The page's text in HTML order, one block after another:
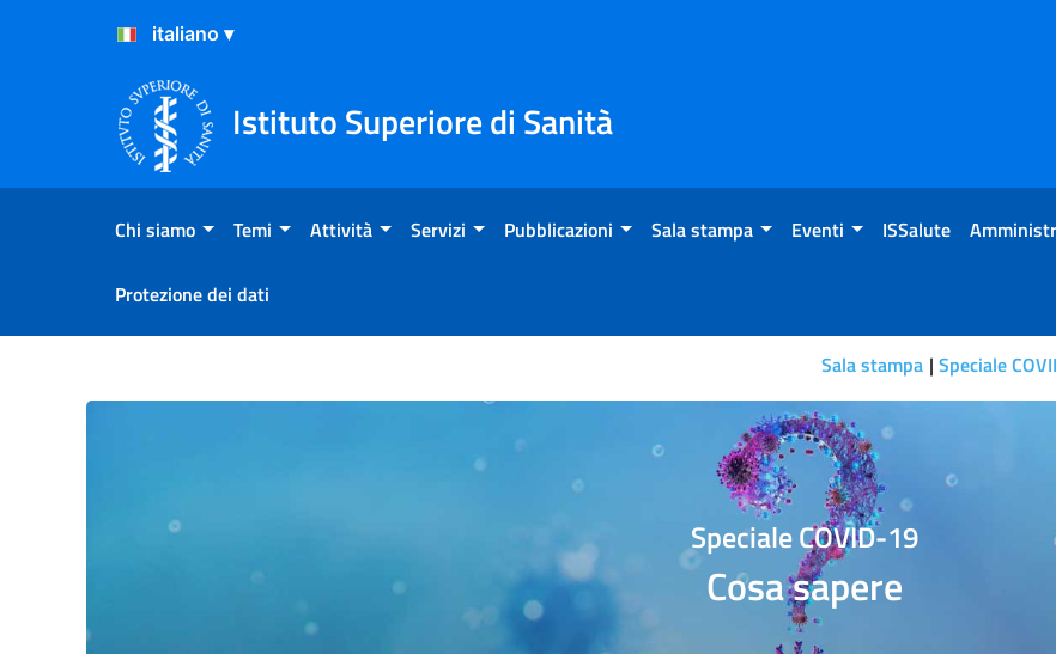
Salta al Contenuto
Salta al Footer
Istituto Superiore di Sanità
Chi siamo Temi Attività Servizi Pubblicazioni Sala stampa Eventi ISSalute
Protezione dei dati
Sala stampa Speciale
Test molecolare (mediante tampone naso orofaringeo)
Speciale COVID-19
Cosa sapere